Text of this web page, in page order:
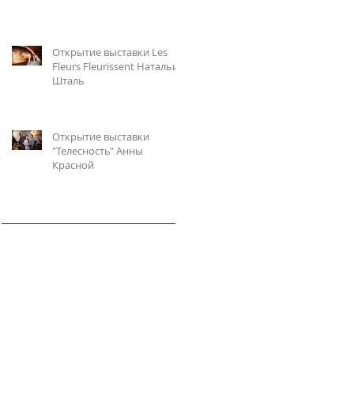
Открытие выставки Les
Fleurs Fleurissent Натальи
Шталь
Открытие выставки
"Телесность" Анны
Красной